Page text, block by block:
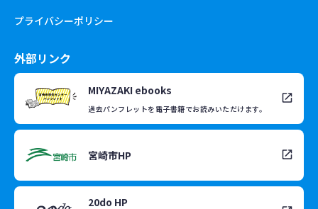
プライバシーポリシー
外部リンク
MIYAZAKI ebooks
過去パンフレットを電子書籍でお読みいただけます。
宮崎市HP
20do HP